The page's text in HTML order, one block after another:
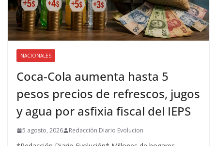
NACIONALES
Coca-Cola aumenta hasta 5
pesos precios de refrescos, jugos
y agua por asfixia fiscal del IEPS
5 agosto, 2026 Redacción Diario Evolucion